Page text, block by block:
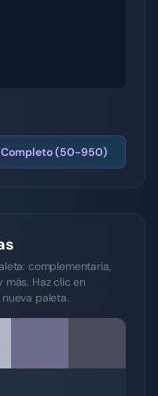
Completo (50-950)
complementaria,
más. Haz clic en
paleta.